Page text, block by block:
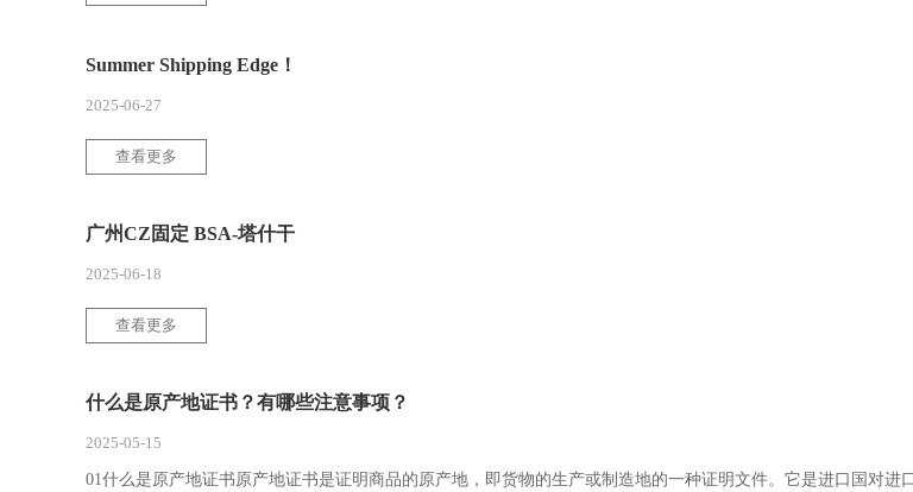
Summer Shipping Edge！
2025-06-27
查看更多
广州CZ固定 BSA-塔什干
2025-06-18
查看更多
什么是原产地证书？有哪些注意事项？
2025-05-15
01什么是原产地证书原产地证书是证明商品的原产地，即货物的生产或制造地的一种证明文件。它是进口国对